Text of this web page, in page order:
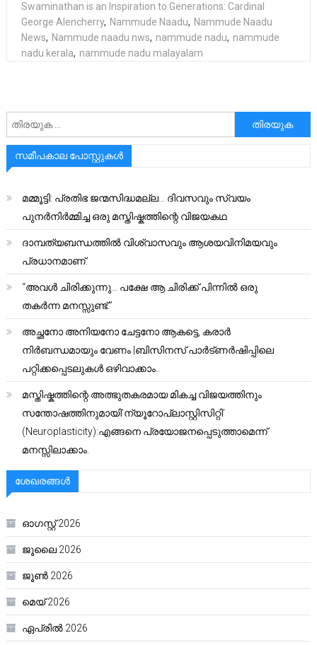
Swaminathan is an Inspiration to Generations: Cardinal
George Alencherry, Nammude Naadu, Nammude Naadu
News, Nammude naadu nws, nammude nadu, nammude
nadu kerala, nammude nadu malayalam
അനേഷിക്കുക
സമീപകാല പോസ്റ്റുകൾ
മമ്മൂട്ടി: പ്രതിഭ ജന്മസിദ്ധമല്ല… ദിവസവും സ്വയം
പുനർനിർമ്മിച്ച ഒരു മസ്തിഷ്കത്തിന്റെ വിജയകഥ
ദാമ്പത്യബന്ധത്തിൽ വിശ്വാസവും ആശയവിനിമയവും
പ്രധാനമാണ്.
“അവൾ ചിരിക്കുന്നു… പക്ഷേ ആ ചിരിക്ക് പിന്നിൽ ഒരു
തകർന്ന മനസ്സുണ്ട്.”
അച്ഛനോ അനിയനോ ചേട്ടനോ ആകട്ടെ, കരാർ
നിർബന്ധമായും വേണം |ബിസിനസ് പാർട്ണർഷിപ്പിലെ
പറ്റിക്കപ്പെടലുകൾ ഒഴിവാക്കാം..
മസ്തിഷ്കത്തിന്റെ അത്ഭുതകരമായ മികച്ച വിജയത്തിനും
സന്തോഷത്തിനുമായി’ന്യൂറോപ്ലാസ്റ്റിസിറ്റി’
(Neuroplasticity):എങ്ങനെ പ്രയോജനപ്പെടുത്താമെന്ന്
മനസ്സിലാക്കാം.
ശേഖരങ്ങൾ
ഓഗസ്റ്റ്‌ 2026
ജൂലൈ 2026
ജൂൺ 2026
മെയ്‌ 2026
ഏപ്രിൽ 2026